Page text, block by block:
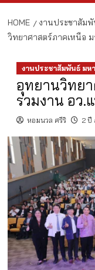
HOME งานประชาสัม
วิทยาศาสตร์ภาคเหนือ
งานประชาสัมพันธ์ มห
อุทยานวิทยา
ร่วมงาน อว.
หอมนวล ศรีริ 2 ปี